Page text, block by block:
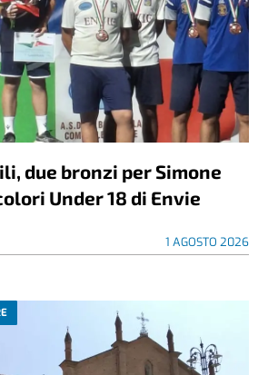
due bronzi per Simone
Under 18 di Envie
1 AGOSTO 2026